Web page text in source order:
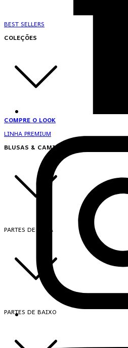
BEST SELLERS
COLEÇÕES
COMPRE O LOOK
LINHA PREMIUM
BLUSAS & CAMISAS
PARTES DE CIMA
PARTES DE BAIXO